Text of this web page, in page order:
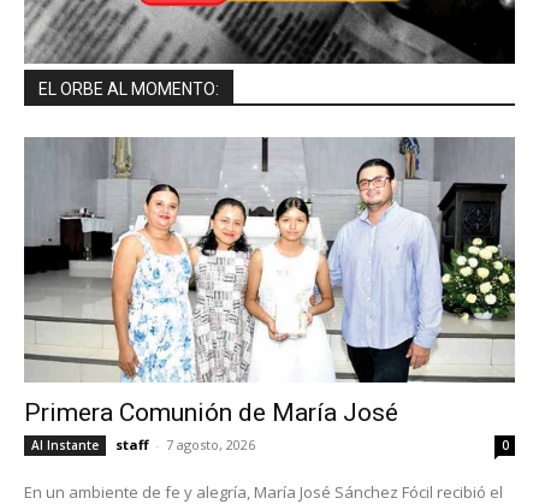
EL ORBE AL MOMENTO:
Primera Comunión de María José
Al Instante staff - 7 agosto, 2026 0
En un ambiente de fe y alegría, María José Sánchez Fócil recibió el